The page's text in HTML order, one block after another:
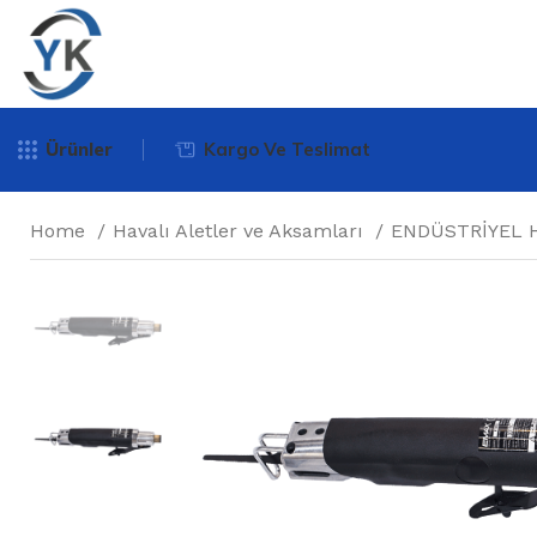
Ürünler Kargo Ve Teslimat
Home Havalı Aletler ve Aksamları ENDÜSTRİYEL